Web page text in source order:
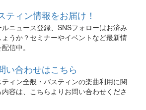
ティン情報をお届け！
ルニュース登録、SNSフォローはお済み
ょうか？セミナーやイベントなど最新情
信中。
い合わせはこちら
ティン全般・バスティンの楽曲利用に関
内容は、こちらよりお問い合わせくださ